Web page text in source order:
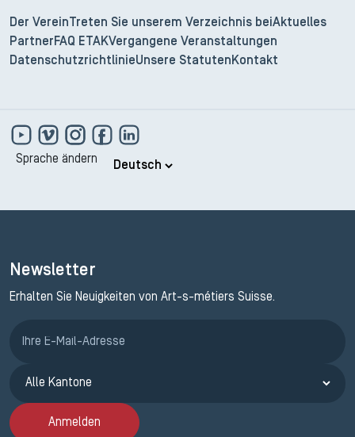
Der Verein Treten Sie unserem Verzeichnis beiAktuelles
Partner FAQ ETAKVergangene Veranstaltungen
DatenschutzrichtlinieUnsere Statuten Kontakt
Sprache ändern
Newsletter
Erhalten Sie Neuigkeiten von Art-s-métiers Suisse.
Anmelden